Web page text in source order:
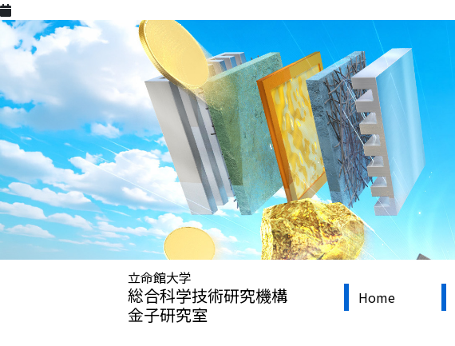
立命館大学
総合科学技術研究機構
金子研究室
Home